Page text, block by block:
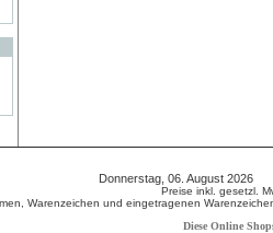
Donnerstag, 06. August
Preise inkl. gesetzl.
Warenzeichen und eingetragenen
Diese Online